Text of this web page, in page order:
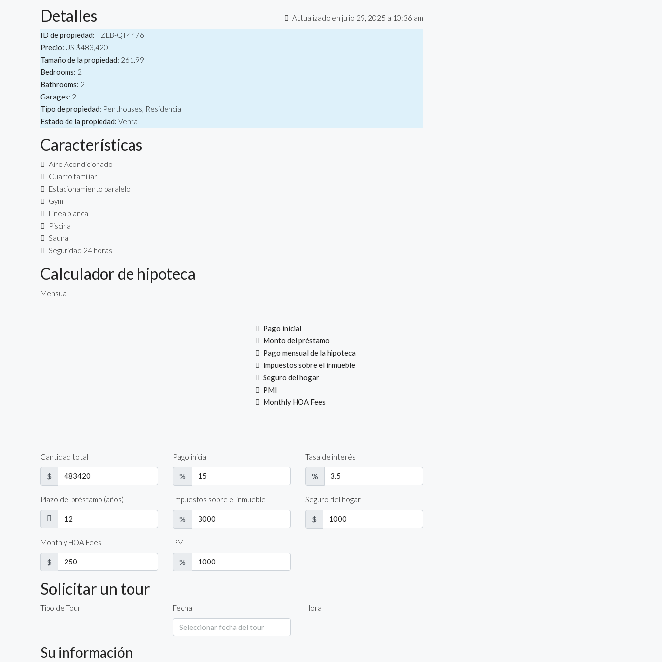
Detalles
Actualizado en julio 29, 2025 a 10:36 am
ID de propiedad: HZEB-QT4476
Precio: US $483,420
Tamaño de la propiedad: 261.99
Bedrooms: 2
Bathrooms: 2
Garages: 2
Tipo de propiedad: Penthouses, Residencial
Estado de la propiedad: Venta
Características
Aire Acondicionado
Cuarto familiar
Estacionamiento paralelo
Gym
Línea blanca
Piscina
Sauna
Seguridad 24 horas
Calculador de hipoteca
Mensual
Pago inicial
Monto del préstamo
Pago mensual de la hipoteca
Impuestos sobre el inmueble
Seguro del hogar
PMI
Monthly HOA Fees
Cantidad total
$
Pago inicial
%
Tasa de interés
%
Plazo del préstamo (años) Impuestos sobre el inmueble
%
Seguro del hogar
$
Monthly HOA Fees
$
PMI
%
Solicitar un tour
Tipo de Tour Fecha Hora
Su información